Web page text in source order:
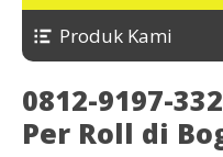
Produk Kami
0812-9197-
Per Roll di